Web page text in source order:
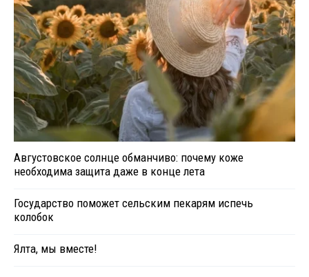
Августовское солнце обманчиво: почему коже
необходима защита даже в конце лета
Государство поможет сельским пекарям испечь
колобок
Ялта, мы вместе!